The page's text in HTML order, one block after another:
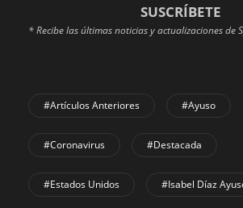
SUSCRÍBETE
* Recibe las últimas noticias y actualizaciones de
#Artículos Anteriores #Ayuso
#coronavirus #Destacada
#Estados Unidos #Isabel Díaz